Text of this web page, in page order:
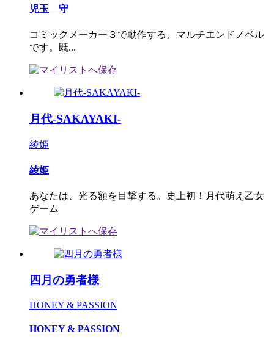
児玉 守
コミックメーカー３で動作する、マルチエンドノベル
です。既...
月代-SAKAYAKI-
綾姫
綾姫
あなたは、光る額を目撃する。史上初！月代萌え乙女
ゲーム
四月の勇者様
HONEY & PASSION
HONEY & PASSION